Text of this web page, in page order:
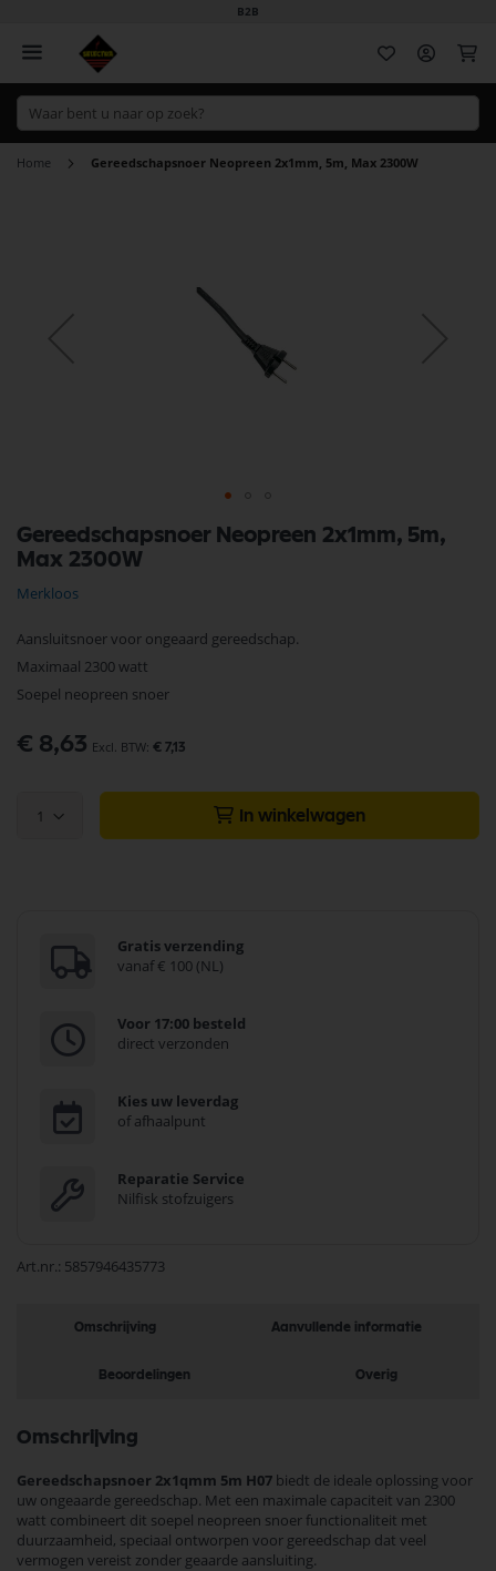
B2B
Home Gereedschapsnoer Neopreen 2x1mm, 5m, Max 2300W
Gereedschapsnoer Neopreen 2x1mm, 5m,
Max 2300W
Merkloos
Aansluitsnoer voor ongeaard gereedschap.
Maximaal 2300 watt
Soepel neopreen snoer
€ 8,63 € 7,13
1 In winkelwagen
Gratis verzending
vanaf € 100 (NL)
Voor 17:00 besteld
direct verzonden
Kies uw leverdag
of afhaalpunt
Reparatie Service
Nilfisk stofzuigers
Art.nr. 5857946435773
naar
het
van
afbeeldingen-
gallerij
Omschrijving Aanvullende informatie
Beoordelingen Overig
Omschrijving
Gereedschapsnoer 2x1qmm 5m H07 biedt de ideale oplossing voor
uw ongeaarde gereedschap. Met een maximale capaciteit van 2300
watt combineert dit soepel neopreen snoer functionaliteit met
duurzaamheid, speciaal ontworpen voor gereedschap dat veel
vermogen vereist zonder geaarde aansluiting.